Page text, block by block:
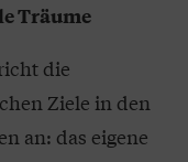
Träume
die
Ziele in den
an: das eigene